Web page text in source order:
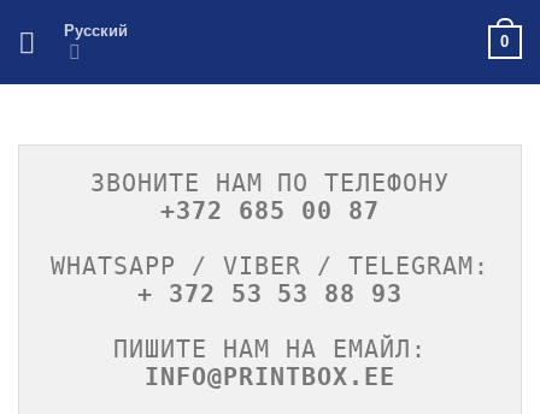
Русский
0
ЗВОНИТЕ НАМ ПО ТЕЛЕФОНУ
+372 685 00 87
WHATSAPP / VIBER / TELEGRAM:
+ 372 53 53 88 93
ПИШИТЕ НАМ НА ЕМАЙЛ:
INFO@PRINTBOX.EE